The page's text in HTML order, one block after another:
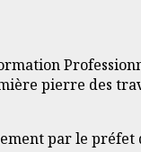
pierre des
par le